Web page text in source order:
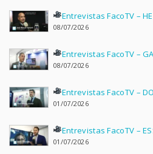
Entrevistas FacoTV –
08/07/2026
Entrevistas FacoTV –
08/07/2026
Entrevistas FacoTV –
01/07/2026
Entrevistas FacoTV –
01/07/2026